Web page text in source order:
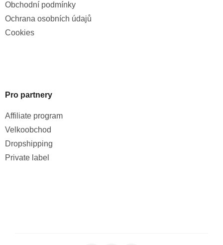
Obchodní podmínky
Ochrana osobních údajů
Cookies
Pro partnery
Affiliate program
Velkoobchod
Dropshipping
Private label